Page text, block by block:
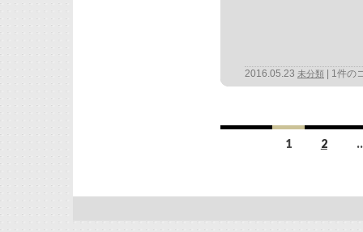
2016.05.23 未分類 1件の
投
ョ
1 2